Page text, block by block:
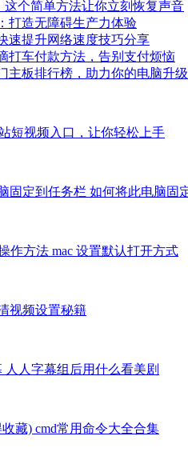
这个简单方法让你立刻恢复声音
打造无障碍生产力体验
速提升网络速度技巧分享
打车付款方法，告别支付烦恼
主板排行榜，助力你的电脑升
短视频入口，让你轻松上手
固定到任务栏 如何将此电脑固
作方法 mac 设置默认打开方式
视频设置秘籍
人人字幕组后用什么看美剧
藏) cmd常用命令大全合集